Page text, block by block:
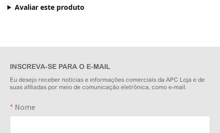
Avaliar este produto
INSCREVA-SE PARA O E-MAIL
Eu desejo receber notícias e informações comerciais da APC Loja e de
suas afiliadas por meio de comunicação eletrônica, como e-mail.